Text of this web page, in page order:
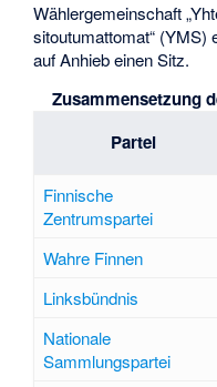
Wählergemeinschaft
sitoutumattomat“ (YMS)
auf Anhieb einen Sitz.
Zusammensetzung
Partei
Finnische
Zentrumspartei
Wahre Finnen
Linksbündnis
Nationale
Sammlungspartei